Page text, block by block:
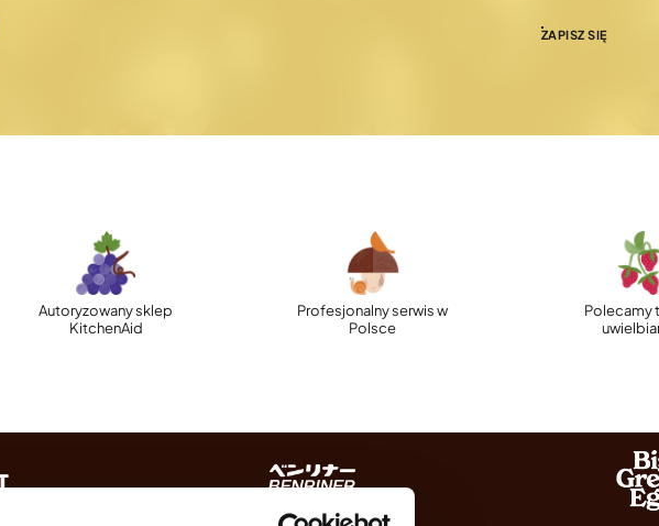
ZAPISZ SIĘ
Autoryzowany sklep
KitchenAid
Profesjonalny serwis w
Polsce
Polecamy